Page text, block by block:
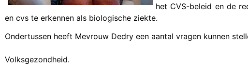
het CVS-beleid en de
en cvs te erkennen als biologische ziekte.
Ondertussen heeft Mevrouw Dedry een aantal vragen kunnen
Volksgezondheid.